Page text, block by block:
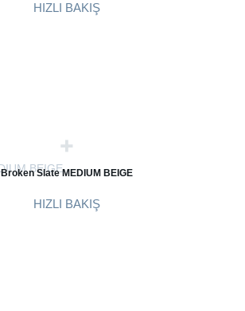
HIZLI BAKIŞ
Broken Slate MEDIUM BEIGE
HIZLI BAKIŞ